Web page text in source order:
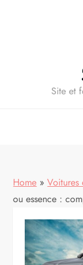
Site et
Home » Voitures
ou essence :